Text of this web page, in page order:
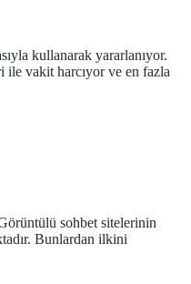
kullanarak yararlanıyor.
ile vakit harcıyor ve en fazla
sohbet sitelerinin
Bunlardan ilkini